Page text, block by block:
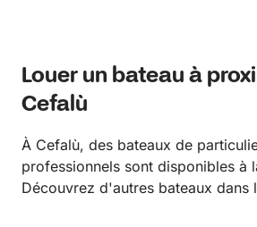
Louer un bateau à
Cefalù
À Cefalù, des bateaux de
professionnels sont disponibles à
Découvrez d'autres bateaux dans